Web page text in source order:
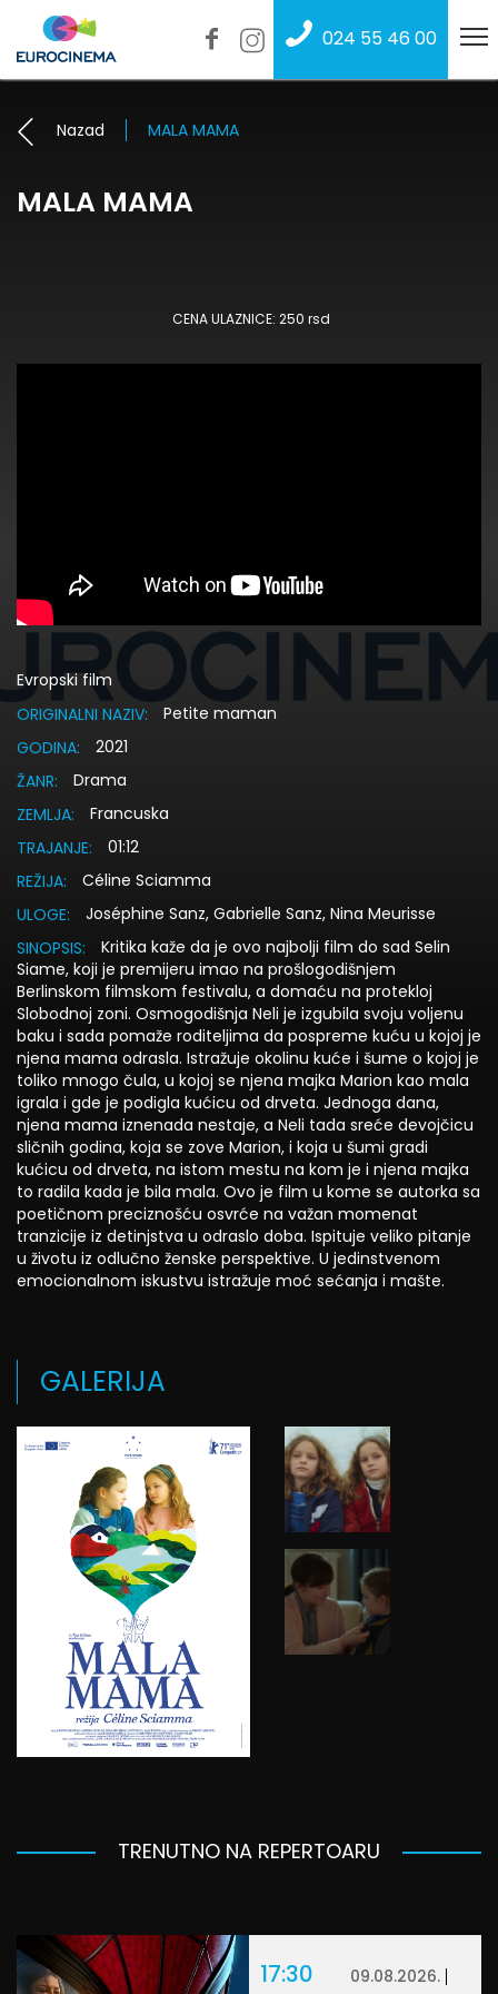
024 55 46 00
Nazad MALA MAMA
MALA MAMA
CENA ULAZNICE: 250 rsd
Evropski film
ORIGINALNI NAZIV:
Petite maman
GODINA:
2021
ŽANR:
Drama
ZEMLJA:
Francuska
TRAJANJE:
01:12
REŽIJA:
Céline Sciamma
ULOGE:
Joséphine Sanz, Gabrielle Sanz, Nina Meurisse
SINOPSIS:
Kritika kaže da je ovo najbolji film do sad Selin
Siame, koji je premijeru imao na prošlogodišnjem
Berlinskom filmskom festivalu, a domaću na protekloj
Slobodnoj zoni. Osmogodišnja Neli je izgubila svoju voljenu
baku i sada pomaže roditeljima da pospreme kuću u kojoj je
njena mama odrasla. Istražuje okolinu kuće i šume o kojoj je
toliko mnogo čula, u kojoj se njena majka Marion kao mala
igrala i gde je podigla kućicu od drveta. Jednoga dana,
njena mama iznenada nestaje, a Neli tada sreće devojčicu
sličnih godina, koja se zove Marion, i koja u šumi gradi
kućicu od drveta, na istom mestu na kom je i njena majka
to radila kada je bila mala. Ovo je film u kome se autorka sa
poetičnom preciznošću osvrće na važan momenat
tranzicije iz detinjstva u odraslo doba. Ispituje veliko pitanje
u životu iz odlučno ženske perspektive. U jedinstvenom
emocionalnom iskustvu istražuje moć sećanja i mašte.
GALERIJA
TRENUTNO NA REPERTOARU
17:30
09.08.2026.